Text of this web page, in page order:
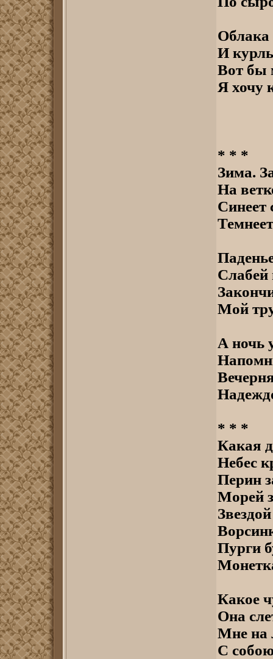
Облака
И
Вот бы
Я хочу
* * *
Зима.
На
Синеет
Слабей
Мой
А ночь
* * *
Какая
Небес
Перин
Морей
Пурги
Какое
Она
Мне на
С